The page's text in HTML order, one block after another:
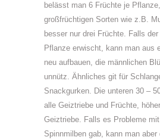
belässt man 6 Früchte je
großfrüchtigen Sorten wie z.B.
besser nur drei Früchte. Falls
Pflanze erwischt, kann man aus
neu aufbauen, die männlichen
unnütz. Ähnliches git für
Snackgurken. Die unteren 30 –
alle Geiztriebe und Früchte,
Geiztriebe. Falls es Probleme
Spinnmilben gab, kann man aber